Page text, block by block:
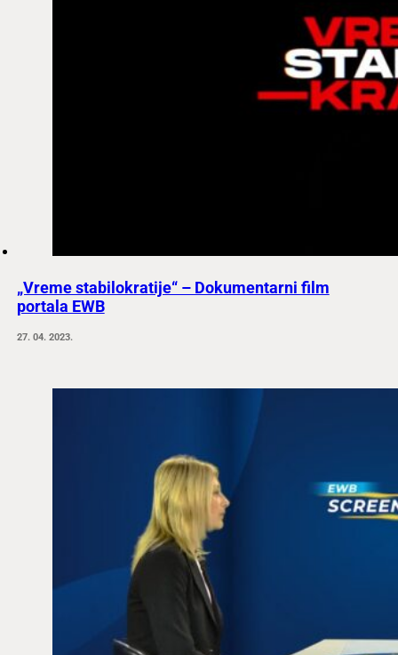
„Vreme stabilokratije“ – Dokumentarni film
portala EWB
27. 04. 2023.